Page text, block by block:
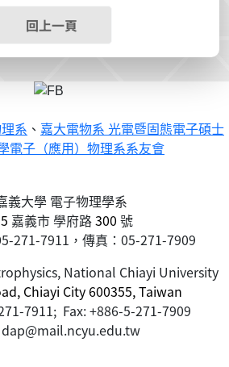
回上一頁
系 、 嘉大電物系 光電暨固態電子碩士
電子（應用）物理系系友會
義大學 電子物理學系
嘉義市學府路300 號
271-7911，傳真：05-271-7909
National Chiayi University
Chiayi City 600355, Taiwan
7911; Fax: +886-5-271-7909